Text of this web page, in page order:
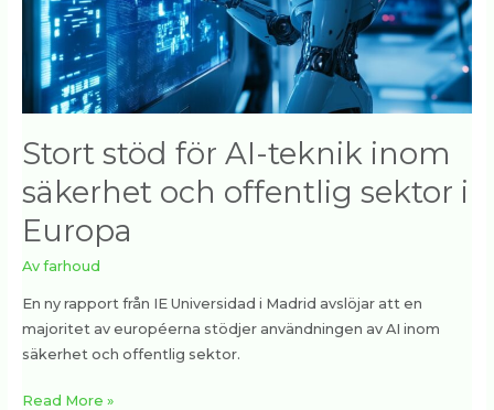
Stort stöd för AI-teknik inom
säkerhet och offentlig sektor i
Europa
Av farhoud
En ny rapport från IE Universidad i Madrid avslöjar att en
majoritet av européerna stödjer användningen av AI inom
säkerhet och offentlig sektor.
och
offentlig
sektor
Europa
Read More »